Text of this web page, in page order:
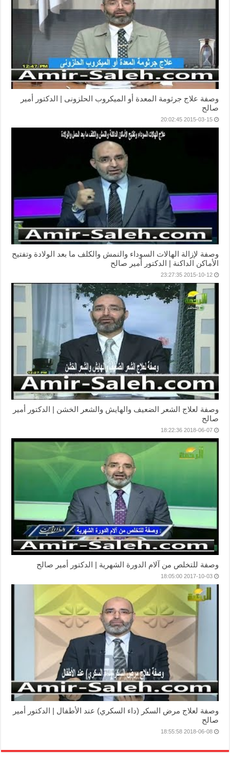
وصفة علاج جرثومة المعدة أو الميكروب الحلزونى | الدكتور أمير
صالح
2015-03-15 20:02:45
وصفة لإزالة الهالات السوداء والنمش والكلف ما بعد الولادة وتفتيح
الأماكن الداكنة | الدكتور أمير صالح
2015-10-12 23:27:35
وصفة لعلاج الشعر الضعيف والهايش والشعر الخشن | الدكتور أمير
صالح
2018-06-07 18:22:36
وصفة للتخلص من آلام الدورة الشهرية | الدكتور أمير صالح
2017-10-03 18:05:00
وصفة لعلاج مرض السكر (داء السكري) عند الأطفال | الدكتور أمير
صالح
2018-06-08 18:55:58